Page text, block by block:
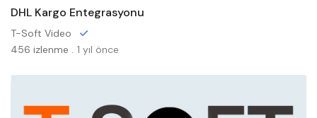
DHL Kargo Entegrasyonu
T-Soft Video
456 izlenme . 1 yıl önce